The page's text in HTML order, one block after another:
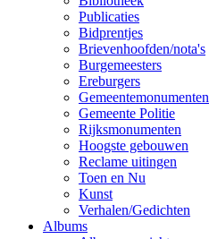
Publicaties
Bidprentjes
Brievenhoofden/nota's
Burgemeesters
Ereburgers
Gemeentemonumenten
Gemeente Politie
Rijksmonumenten
Hoogste gebouwen
Reclame uitingen
Toen en Nu
Kunst
Verhalen/Gedichten
Albums